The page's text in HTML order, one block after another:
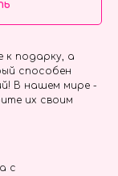
к подарку, а
способен
В нашем мире -
их своим
с